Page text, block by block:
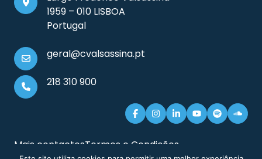
1959 – 010 LISBOA
Portugal
geral@cvalsassina.pt
218 310 900
Mais contactosTermos e Condições